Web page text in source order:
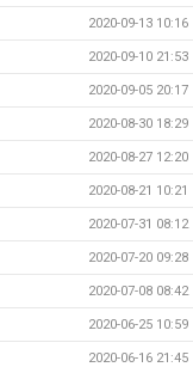
2020-09-13 10:16
2020-09-10 21:53
2020-09-05 20:17
2020-08-30 18:29
2020-08-27 12:20
2020-08-21 10:21
2020-07-31 08:12
2020-07-20 09:28
2020-07-08 08:42
2020-06-25 10:59
2020-06-16 21:45